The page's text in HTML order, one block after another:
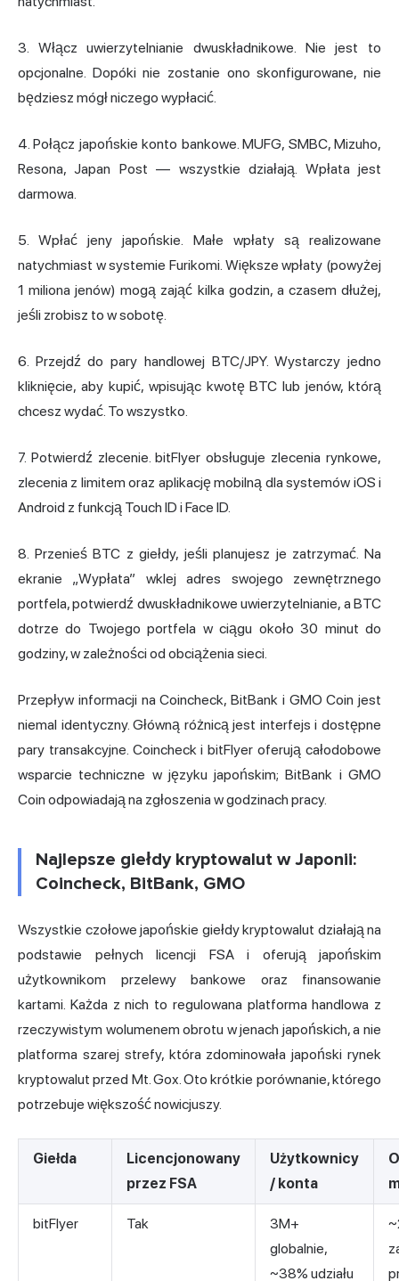
3. Włącz uwierzytelnianie dwuskładnikowe. Nie jest to
opcjonalne. Dopóki nie zostanie ono skonfigurowane, nie
będziesz mógł niczego wypłacić.
4. Połącz japońskie konto bankowe. MUFG, SMBC, Mizuho,
Resona, Japan Post — wszystkie działają. Wpłata jest
darmowa.
5. Wpłać jeny japońskie. Małe wpłaty są realizowane
natychmiast w systemie Furikomi. Większe wpłaty (powyżej
1 miliona jenów) mogą zająć kilka godzin, a czasem dłużej,
jeśli zrobisz to w sobotę.
6. Przejdź do pary handlowej BTC/JPY. Wystarczy jedno
kliknięcie, aby kupić, wpisując kwotę BTC lub jenów, którą
chcesz wydać. To wszystko.
7. Potwierdź zlecenie. bitFlyer obsługuje zlecenia rynkowe,
zlecenia z limitem oraz aplikację mobilną dla systemów iOS i
Android z funkcją Touch ID i Face ID.
8. Przenieś BTC z giełdy, jeśli planujesz je zatrzymać. Na
ekranie „Wypłata” wklej adres swojego zewnętrznego
portfela, potwierdź dwuskładnikowe uwierzytelnianie, a BTC
dotrze do Twojego portfela w ciągu około 30 minut do
godziny, w zależności od obciążenia sieci.
Przepływ informacji na Coincheck, BitBank i GMO Coin jest
niemal identyczny. Główną różnicą jest interfejs i dostępne
pary transakcyjne. Coincheck i bitFlyer oferują całodobowe
wsparcie techniczne w języku japońskim; BitBank i GMO
Coin odpowiadają na zgłoszenia w godzinach pracy.
Najlepsze giełdy kryptowalut w Japonii:
Coincheck, BitBank, GMO
Wszystkie czołowe japońskie giełdy kryptowalut działają na
podstawie pełnych licencji FSA i oferują japońskim
użytkownikom przelewy bankowe oraz finansowanie
kartami. Każda z nich to regulowana platforma handlowa z
rzeczywistym wolumenem obrotu w jenach japońskich, a nie
platforma szarej strefy, która zdominowała japoński rynek
kryptowalut przed Mt. Gox. Oto krótkie porównanie, którego
potrzebuje większość nowicjuszy.
Giełda
Licencjonowany
przez FSA
Użytkownicy
/ konta
bitFlyer Tak
3M+
globalnie,
~38% udziału